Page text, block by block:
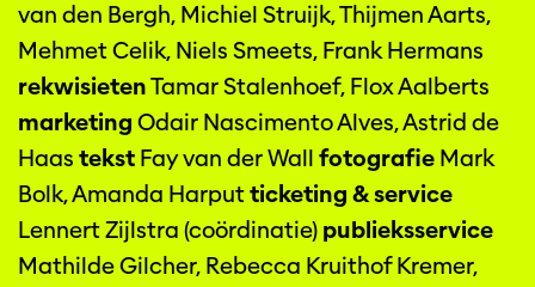
van den Bergh, Michiel Struijk, Thijmen Aarts,
Mehmet Celik, Niels Smeets, Frank Hermans
rekwisietenTamar Stalenhoef, Flox Aalberts
marketing Odair Nascimento Alves, Astrid de
Haas tekst Fay van der Wall fotografie Mark
Bolk, Amanda Harputticketing & service
Lennert Zijlstra (coördinatie) publieksservice
Mathilde Gilcher, Rebecca Kruithof Kremer,